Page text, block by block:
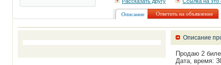
Описание Ответить на объявление
Описание
Продаю 2
Дата, время: